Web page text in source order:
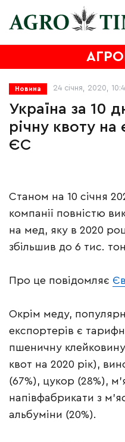
Новина 24 січня, 2020,
Україна за 10
річну квоту
ЄС
Станом на 10 січня
компанії повністю
на мед, яку в 2020
збільшив до 6 тис.
Про це повідомляє
Окрім меду,
експортерів є
пшеничну
квот на 2020 рік),
(67%), цукор (28%),
напівфабрикати з
альбуміни (20%).